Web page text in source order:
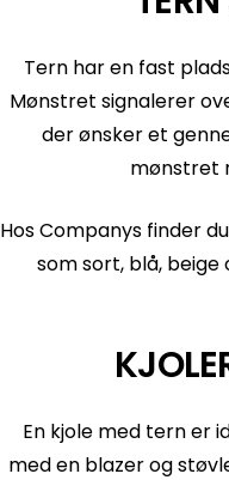
Tern har en fast
Mønstret signalerer
der ønsker et
mønstret
Hos Companys finder
som sort, blå,
En kjole med tern er
med en blazer og